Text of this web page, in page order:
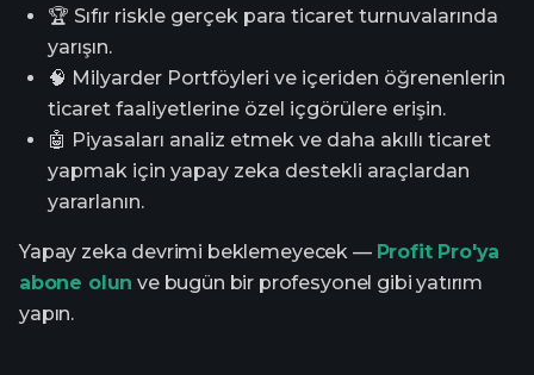
🏆 Sıfır riskle gerçek para ticaret turnuvalarında
yarışın.
🧠 Milyarder Portföyleri ve içeriden öğrenenlerin
ticaret faaliyetlerine özel içgörülere erişin.
🤖 Piyasaları analiz etmek ve daha akıllı ticaret
yapmak için yapay zeka destekli araçlardan
yararlanın.
Yapay zeka devrimi beklemeyecek — Profit Pro'ya
abone olun ve bugün bir profesyonel gibi yatırım
yapın.